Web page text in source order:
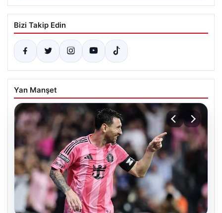
Bizi Takip Edin
Yan Manşet